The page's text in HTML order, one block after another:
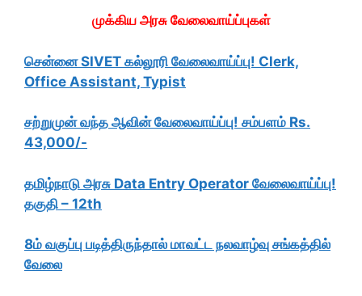
முக்கிய அரசு வேலைவாய்ப்புகள்
சென்னை SIVET கல்லூரி வேலைவாய்ப்பு! Clerk,
Office Assistant, Typist
சற்றுமுன் வந்த ஆவின் வேலைவாய்ப்பு! சம்பளம் Rs.
43,000/-
தமிழ்நாடு அரசு Data Entry Operator வேலைவாய்ப்பு!
தகுதி – 12th
8ம் வகுப்பு படித்திருந்தால் மாவட்ட நலவாழ்வு சங்கத்தில்
வேலை